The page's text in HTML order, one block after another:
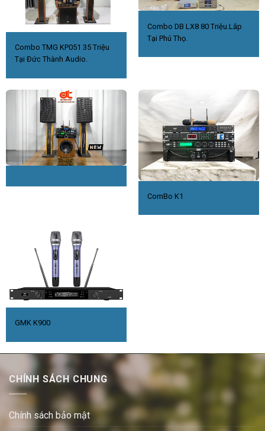
Combo TMG KP051 35 Triệu
Tại Đức Thành Audio.
Combo DB LX8 80 Triệu.Lắp
Tại Phú Thọ.
ComBo K1
GMK K900
CHÍNH SÁCH CHUNG
Chính sách bảo mật